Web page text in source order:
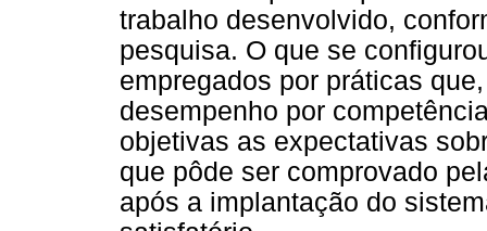
trabalho desenvolvido,
pesquisa. O que se
empregados por práticas
desempenho por
objetivas as expectativas
que pôde ser comprovado
após a implantação do